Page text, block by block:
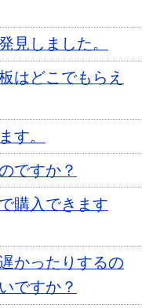
見しました。
はどこでもらえ
す。
ですか？
購入できます
かったりするの
ですか？